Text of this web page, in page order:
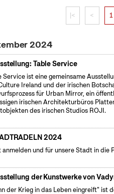
|< < 1
2024
Table Service
Service ist eine gemeinsame
Ireland und der irischen
für Urban Mirror, ein
irischen Architekturbüros
des irischen Studios ROJI.
2024
anmelden und für unsere Stadt in die
der Kunstwerke von
der Krieg in das Leben eingreift" ist